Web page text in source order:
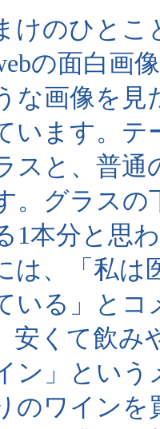
のひとこ
の面白画
な画像を
います。テ
スと、普
。グラスの
1本分と思
は、「私は
いる」とコ
くて飲み
ン」という
のワイン